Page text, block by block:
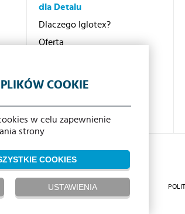
COOKIE
w celu zapewnienie
strony
COOKIES
USTAWIENIA
dla Detalu
Dlaczego Iglotex?
Oferta